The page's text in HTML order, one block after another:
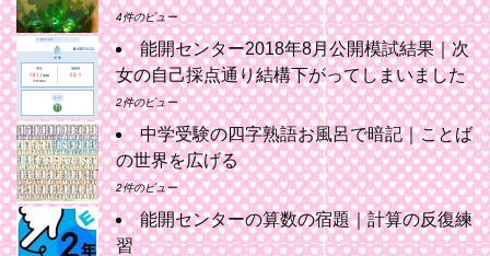
4件のビュー
能開センター2018年8月公開模試結果｜次
女の自己採点通り結構下がってしまいました
2件のビュー
中学受験の四字熟語お風呂で暗記｜ことば
の世界を広げる
2件のビュー
能開センターの算数の宿題｜計算の反復練
習